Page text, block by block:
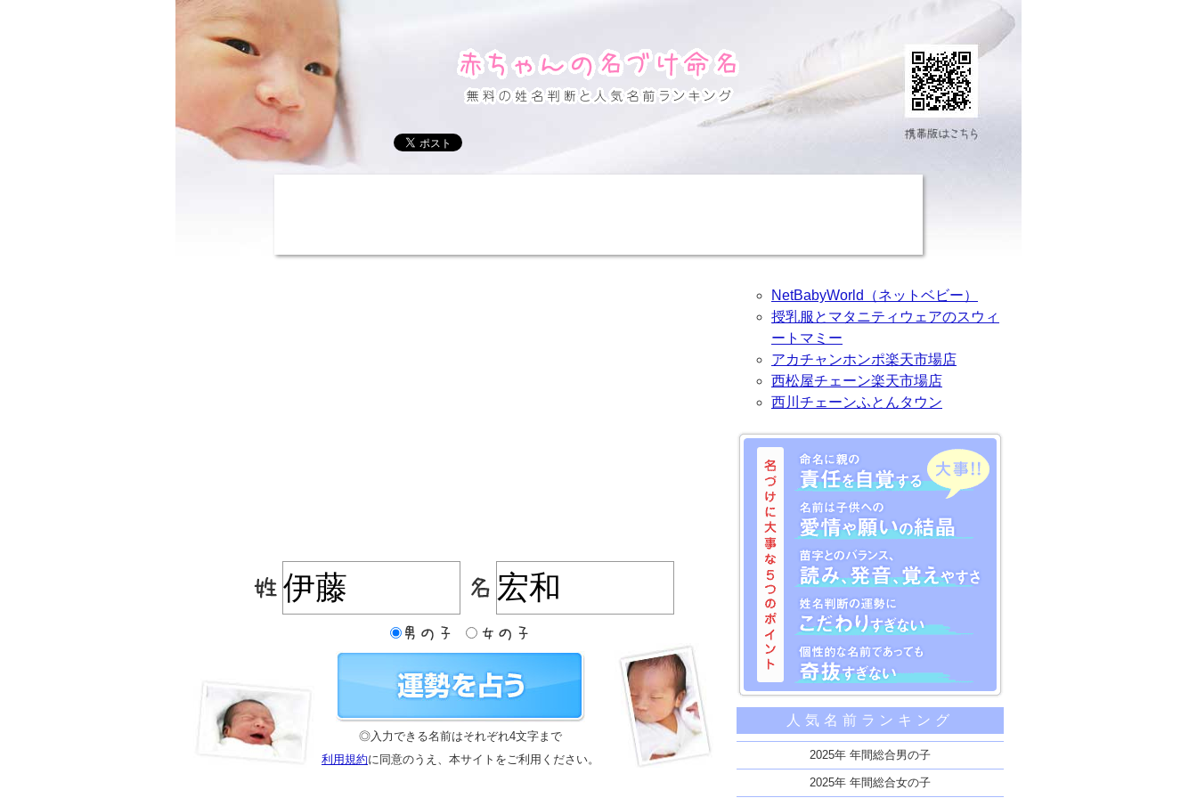
◎入力できる名前はそれぞれ4文字まで
利用規約に同意のうえ、本サイトをご利用ください。
NetBabyWorld（ネットベビー）
授乳服とマタニティウェアのスウィ
ートマミー
アカチャンホンポ楽天市場店
西松屋チェーン楽天市場店
西川チェーンふとんタウン
名づけに大事な5つのポイント
命名に親の責任を自覚する
名前は子供への愛情や願いの結晶
苗字とのバランス、読み、発音、覚えやすさ
姓名判断の運勢にこだわりすぎない
人気名前ランキング
2025年 年間総合男の子
2025年 年間総合女の子